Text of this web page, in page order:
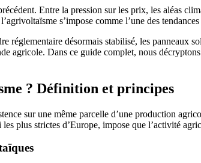
Entre la pression sur les prix, les aléas
s’impose comme l’une des
réglementaire désormais stabilisé, les
agricole. Dans ce guide complet, nous
? Définition et principes
sur une même parcelle d’une production
plus strictes d’Europe, impose que l’activité